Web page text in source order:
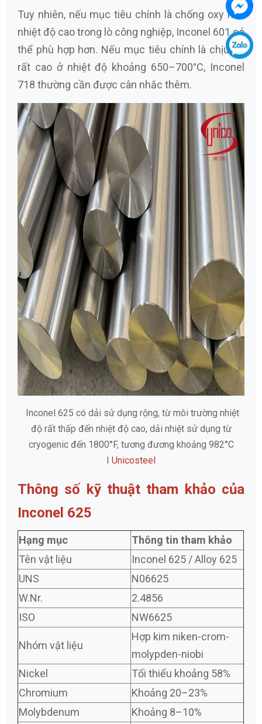
Tuy nhiên, nếu mục tiêu chính là chống oxy hóa
nhiệt độ cao trong lò công nghiệp, Inconel 601 có
thể phù hợp hơn. Nếu mục tiêu chính là chịu tải
rất cao ở nhiệt độ khoảng 650–700°C, Inconel
718 thường cần được cân nhắc thêm.
Inconel 625 có dải sử dụng rộng, từ môi trường nhiệt
độ rất thấp đến nhiệt độ cao, dải nhiệt sử dụng từ
cryogenic đến 1800°F, tương đương khoảng 982°C
I Unicosteel
Thông số kỹ thuật tham khảo của
Inconel 625
Hạng mục
Thông tin tham khảo
Tên vật liệu
Inconel 625 / Alloy 625
UNS
N06625
W.Nr.
2.4856
ISO
NW6625
Nhóm vật liệu
Hợp kim niken-crom-
molypden-niobi
Nickel
Tối thiểu khoảng 58%
Chromium
Khoảng 20–23%
Molybdenum
Khoảng 8–10%